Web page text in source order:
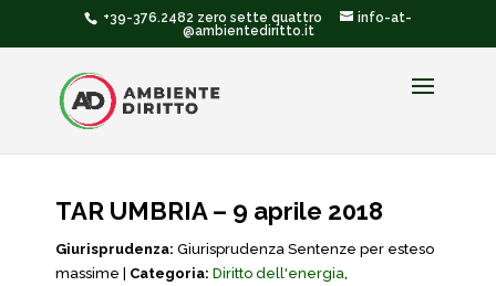
+39-376.2482 zero sette quattro
info-at-
@ambientediritto.it
TAR UMBRIA – 9 aprile 2018
Giurisprudenza: Giurisprudenza Sentenze per esteso
massime | Categoria: Diritto dell'energia,